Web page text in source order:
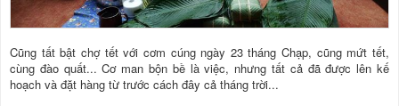
Cũng tất bật chợ tết với cơm cúng ngày 23 tháng Chạp, cũng mứt tết,
cùng đào quất... Cơ man bộn bề là việc, nhưng tất cả đã được lên kế
hoạch và đặt hàng từ trước cách đây cả tháng trời...